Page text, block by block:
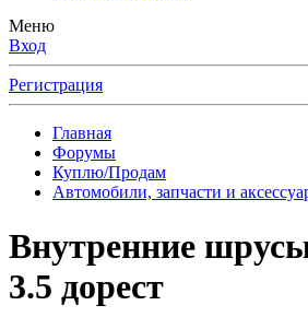
Меню
Вход
Регистрация
Главная
Форумы
Куплю/Продам
Автомобили, запчасти и
Внутренние
3.5 дорест